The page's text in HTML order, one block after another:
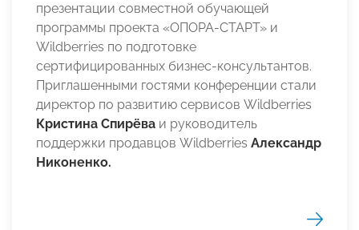
презентации совместной обучающей
программы проекта «ОПОРА-СТАРТ» и
Wildberries по подготовке
сертифицированных бизнес-консультантов.
Приглашенными гостями конференции стали
директор по развитию сервисов Wildberries
Кристина Спирёва и руководитель
поддержки продавцов Wildberries Александр
Никоненко.